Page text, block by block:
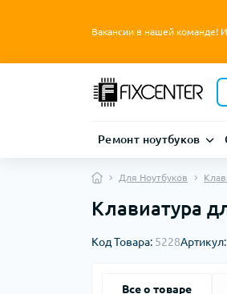
Вакансии в нашей команде!
Ремонт ноутбуков
Для Ноутбуков
Клавиатура
Код Товара: 5228Артикул:
Все о товаре